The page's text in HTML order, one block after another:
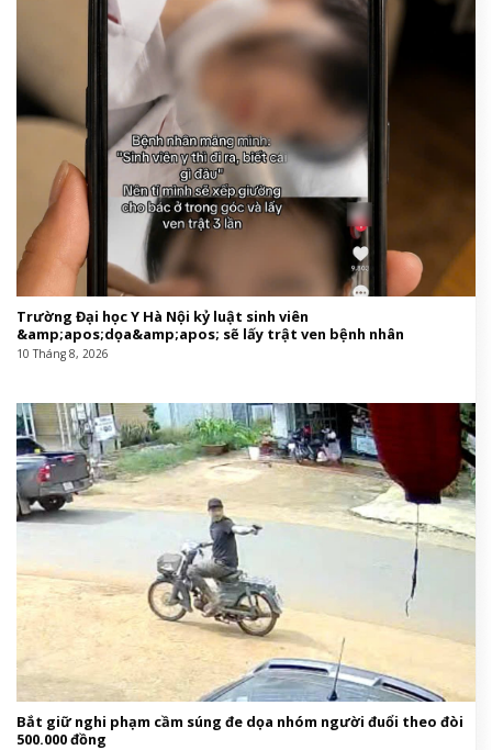
Trường Đại học Y Hà Nội kỷ luật sinh viên
&amp;apos;dọa&amp;apos; sẽ lấy trật ven bệnh nhân
10 Tháng 8, 2026
Bắt giữ nghi phạm cầm súng đe dọa nhóm người đuổi theo đòi
500.000 đồng